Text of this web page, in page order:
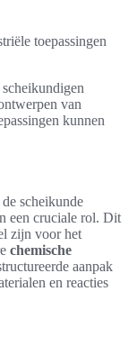
toepassingen
van
kunnen
scheikunde
een cruciale rol. Dit
zijn voor het
chemische
aanpak
en reacties